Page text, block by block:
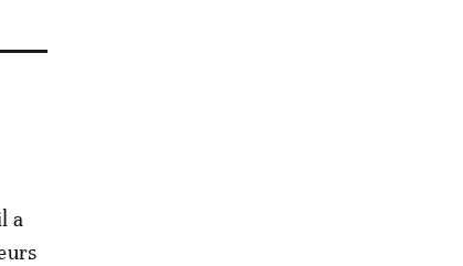
a